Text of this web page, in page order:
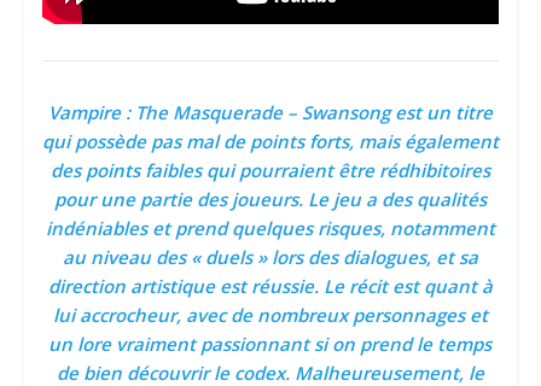
Vampire : The Masquerade – Swansong est un titre
qui possède pas mal de points forts, mais également
des points faibles qui pourraient être rédhibitoires
pour une partie des joueurs. Le jeu a des qualités
indéniables et prend quelques risques, notamment
au niveau des « duels » lors des dialogues, et sa
direction artistique est réussie. Le récit est quant à
lui accrocheur, avec de nombreux personnages et
un lore vraiment passionnant si on prend le temps
de bien découvrir le codex. Malheureusement, le